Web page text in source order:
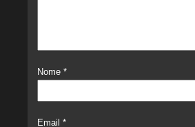
Nome*
Email*